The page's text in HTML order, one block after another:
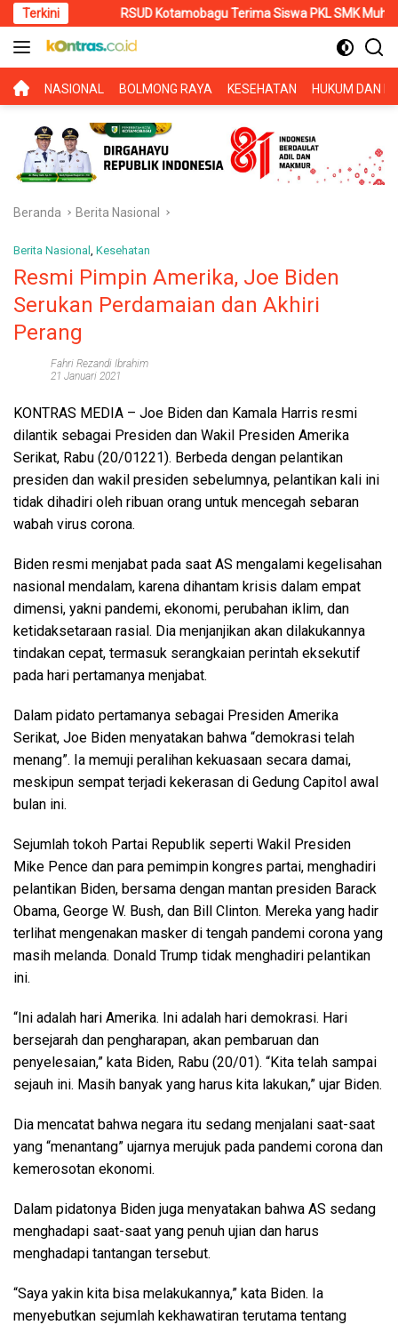
Langsung
ke
konten
TerkiniRSUD Kotamobagu Terima Siswa PKL SMK Muhammadiyah,
BERANDA
NASIONAL BOLMONG RAYA KESEHATAN HUKUM DAN
Beranda Berita Nasional
Berita Nasional Kesehatan
Resmi Pimpin Amerika, Joe Biden
Serukan Perdamaian dan Akhiri
Perang
Fahri Rezandi Ibrahim
21 Januari 2021
KONTRAS MEDIA – Joe Biden dan Kamala Harris resmi
dilantik sebagai Presiden dan Wakil Presiden Amerika
Serikat, Rabu (20/01221). Berbeda dengan pelantikan
presiden dan wakil presiden sebelumnya, pelantikan kali ini
tidak dihadiri oleh ribuan orang untuk mencegah sebaran
wabah virus corona.
Biden resmi menjabat pada saat AS mengalami kegelisahan
nasional mendalam, karena dihantam krisis dalam empat
dimensi, yakni pandemi, ekonomi, perubahan iklim, dan
ketidaksetaraan rasial. Dia menjanjikan akan dilakukannya
tindakan cepat, termasuk serangkaian perintah eksekutif
pada hari pertamanya menjabat.
Dalam pidato pertamanya sebagai Presiden Amerika
Serikat, Joe Biden menyatakan bahwa “demokrasi telah
menang”. Ia memuji peralihan kekuasaan secara damai,
meskipun sempat terjadi kekerasan di Gedung Capitol awal
bulan ini.
Sejumlah tokoh Partai Republik seperti Wakil Presiden
Mike Pence dan para pemimpin kongres partai, menghadiri
pelantikan Biden, bersama dengan mantan presiden Barack
Obama, George W. Bush, dan Bill Clinton. Mereka yang hadir
terlihat mengenakan masker di tengah pandemi corona yang
masih melanda. Donald Trump tidak menghadiri pelantikan
ini.
“Ini adalah hari Amerika. Ini adalah hari demokrasi. Hari
bersejarah dan pengharapan, akan pembaruan dan
penyelesaian,” kata Biden, Rabu (20/01). “Kita telah sampai
sejauh ini. Masih banyak yang harus kita lakukan,” ujar Biden.
Dia mencatat bahwa negara itu sedang menjalani saat-saat
yang “menantang” ujarnya merujuk pada pandemi corona dan
kemerosotan ekonomi.
Dalam pidatonya Biden juga menyatakan bahwa AS sedang
menghadapi saat-saat yang penuh ujian dan harus
menghadapi tantangan tersebut.
“Saya yakin kita bisa melakukannya,” kata Biden. Ia
menyebutkan sejumlah kekhawatiran terutama tentang